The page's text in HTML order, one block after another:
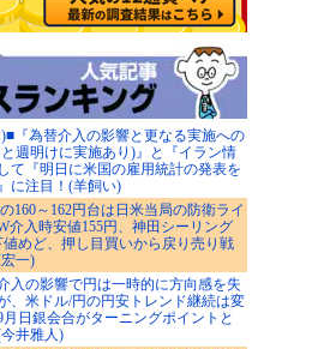
『為替介入の影響と更なる実施への
週明けに実施あり)』と『イラン情
て『明日に米国の雇用統計の発表を
に注目！(羊飼い)
160～162円台は日米当局の防衛ライ
介入時安値155円、神田シーリング
値めど、押し目買いから戻り売り戦
一)
入の影響で円は一時的に方向感を失
、米ドル/円の円安トレンド継続は変
月日銀会合がターニングポイントと
井雅人)